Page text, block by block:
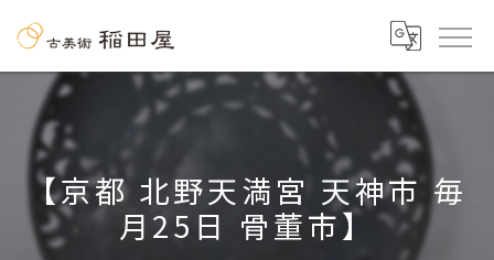
【京都 北野天満宮 天神市 毎
月25日 骨董市】